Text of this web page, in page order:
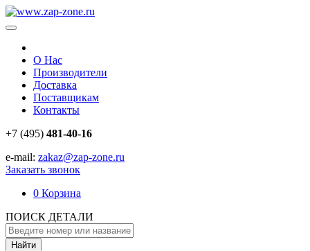
О Нас
Производители
Доставка
Поставщикам
Контакты
+7 (495) 481-40-16
e-mail: zakaz@zap-zone.ru
Заказать звонок
0 Корзина
ПОИСК ДЕТАЛИ
Найти